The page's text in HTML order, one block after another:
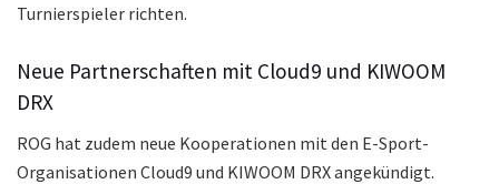
Turnierspieler richten.
Neue Partnerschaften mit Cloud9 und KIWOOM
DRX
ROG hat zudem neue Kooperationen mit den E-Sport-
Organisationen Cloud9 und KIWOOM DRX angekündigt.